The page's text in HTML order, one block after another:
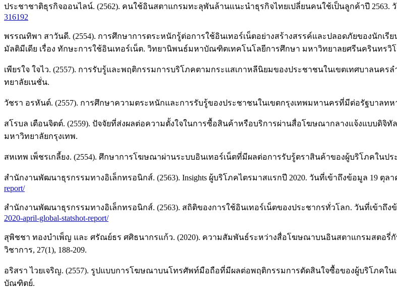
ประชาชาติธุรกิจออนไลน์. (2562). คนใช้อินสตาแกรมทะลุพันล้านแนะนำธุรกิจไทยเปลี่ยนคนใช้เป็นลูกค้าปี 2563.
316192
พรรณทิพา สาวันดี. (2554). การศึกษาการตระหนักรู้ต่อการใช้อินเทอร์เน็ตอย่างสร้างสรรค์และปลอดภัยของนักเ
มัลติมีเดีย เรื่อง ทักษะการใช้อินเทอร์เน็ต. วิทยานิพนธ์มหาบัณฑิตเทคโนโลยีการศึกษา มหาวิทยาลยศรีนครินทรวิ
เพียรใจ ใจไว. (2557). การรับรู้และพฤติกรรมการบริโภคตามกระแสเกาหลีนิยมของประชาชนในเขตเทศบาลนค
ทยาลัยเนชั่น.
วัชรา อรหันต์. (2557). การศึกษาความตระหนักและการรับรู้ของประชาชนในเขตกรุงเทพมหานครที่มีต่อรัฐบาล
สโรบล เตือนจิตต์. (2559). ปัจจัยที่ส่งผลต่อความตั้งใจในการซื้อสินค้าหรือบริการผ่านสื่อโฆษณากลางแจ้งแบบดิ
มหาวิทยาลัยกรุงเทพ.
สหเทพ เพ็ชรเกลี้ยง. (2554). ศึกษาการโฆษณาผ่านระบบอินเทอร์เน็ตที่มีผลต่อการรับรู้ตราสินค้าของผู้บริโภคใน
สำนักงานพัฒนาธุรกรรมทางอิเล็กทรอนิกส์. (2563). Insights ผู้บริโภคไตรมาสแรกปี 2020. วันที่เข้าถึงข้อมูล 19 ตุลา
report/
สำนักงานพัฒนาธุรกรรมทางอิเล็กทรอนิกส์. (2563). สถิติของการใช้อินเทอร์เน็ตของประชากรทั่วโลก. วันที่เข้าถึง
2020-april-global-statshot-report/
สุพิชชา ทองบำเพ็ญ และ ศรัณย์ธร ศศิธนากรแก้ว. (2020). ความสัมพันธ์ระหว่างสื่อโฆษณาบนอินสตาแกรมสตอรี่
วิชาการ, 27(1), 188-209.
อริสรา ไวยเจริญ. (2557). รูปแบบการโฆษณาบนโทรศัพท์มือถือที่มีผลต่อพฤติกรรมการตัดสินใจซื้อของผู้บริโภค
บัณฑิตย์.